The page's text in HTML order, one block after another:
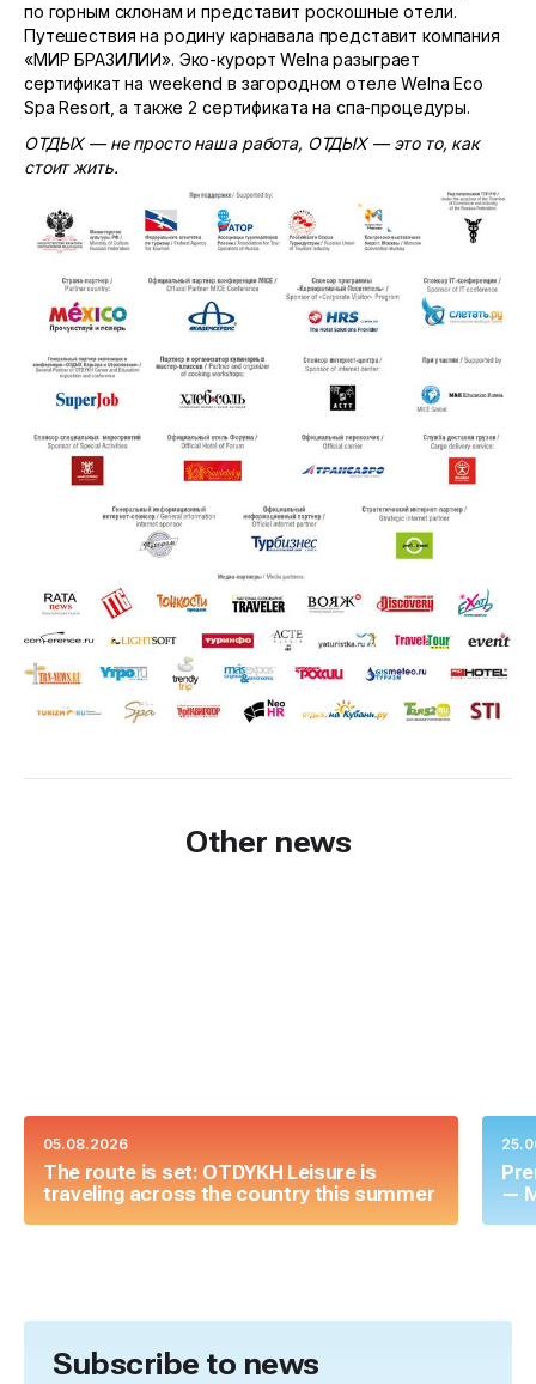
по горным склонам и представит роскошные отели.
Путешествия на родину карнавала представит компания
«МИР БРАЗИЛИИ». Эко-курорт Welna разыграет
сертификат на weekend в загородном отеле Welna Eco
Spa Resort, а также 2 сертификата на спа-процедуры.
ОТДЫХ — не просто наша работа, ОТДЫХ — это то, как
стоит жить.
Other news
05.08.2026
The route is set: OTDYKH Leisure is
traveling across the country this summer
—
Subscribe to news